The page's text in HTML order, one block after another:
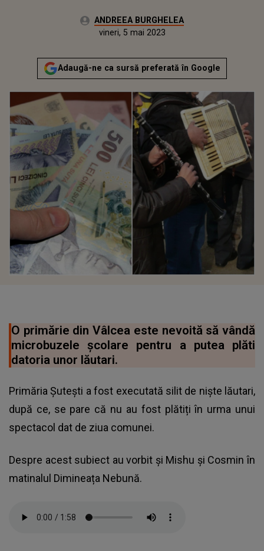
Autor:ANDREEA BURGHELEA
Actualizat:
vineri, 5 mai 2023
Adaugă-ne ca sursă preferată în Google
O primărie din Vâlcea este nevoită să vândă
microbuzele școlare pentru a putea plăti
datoria unor lăutari.
Primăria Șutești a fost executată silit de niște lăutari,
după ce, se pare că nu au fost plătiți în urma unui
spectacol dat de ziua comunei.
Despre acest subiect au vorbit și Mishu și Cosmin în
matinalul Dimineața Nebună.